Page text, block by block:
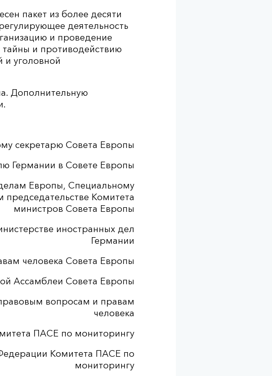
пакет из более десяти
деятельность
и проведение
и противодействию
и уголовной
Дополнительную
секретарю Совета Европы
Германии в Совете Европы
Европы, Специальному
Комитета
министров Совета Европы
иностранных дел
Германии
человека Совета Европы
Ассамблеи Совета Европы
вопросам и правам
человека
ПАСЕ по мониторингу
Комитета ПАСЕ по
мониторингу